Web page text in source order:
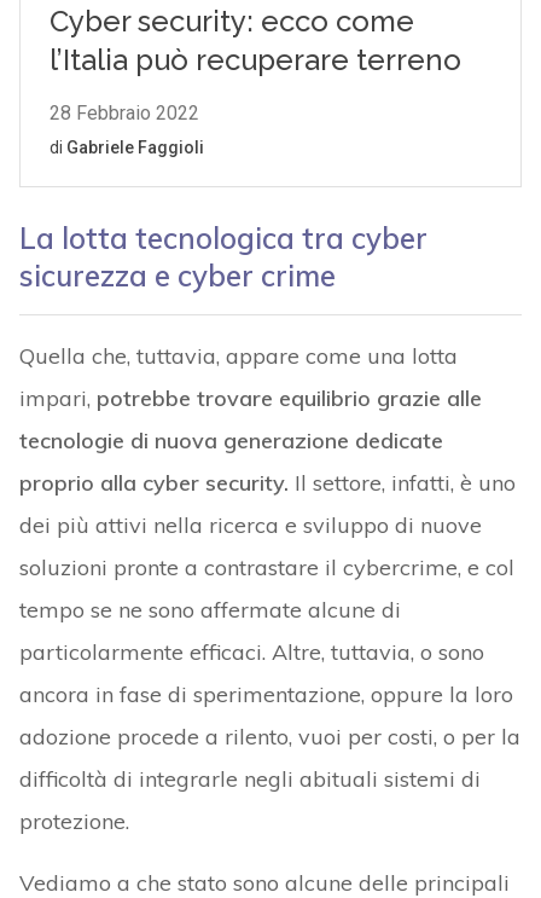
La lotta tecnologica tra cyber
sicurezza e cyber crime
Quella che, tuttavia, appare come una lotta
impari, potrebbe trovare equilibrio grazie alle
tecnologie di nuova generazione dedicate
proprio alla cyber security. Il settore, infatti, è uno
dei più attivi nella ricerca e sviluppo di nuove
soluzioni pronte a contrastare il cybercrime, e col
tempo se ne sono affermate alcune di
particolarmente efficaci. Altre, tuttavia, o sono
ancora in fase di sperimentazione, oppure la loro
adozione procede a rilento, vuoi per costi, o per la
difficoltà di integrarle negli abituali sistemi di
protezione.
Vediamo a che stato sono alcune delle principali